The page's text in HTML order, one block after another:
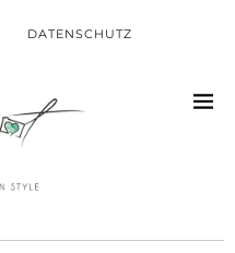
DATENSCHUTZ